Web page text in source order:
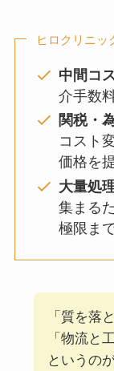
ヒロクリニッ
中間コ
介手数
関税・
コスト
価格を
大量処
集まる
極限ま
「質を落
「物流と
というの